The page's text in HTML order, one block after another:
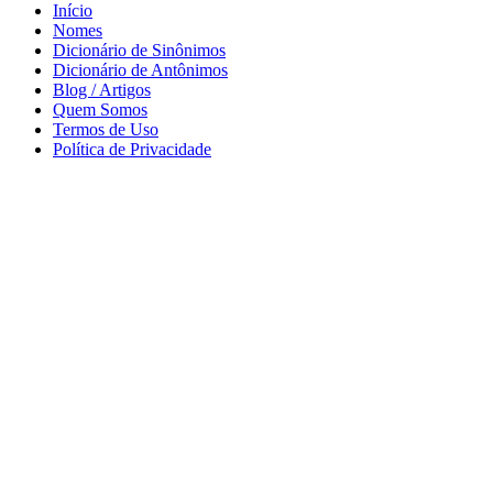
Início
Nomes
Dicionário de Sinônimos
Dicionário de Antônimos
Blog / Artigos
Quem Somos
Termos de Uso
Política de Privacidade